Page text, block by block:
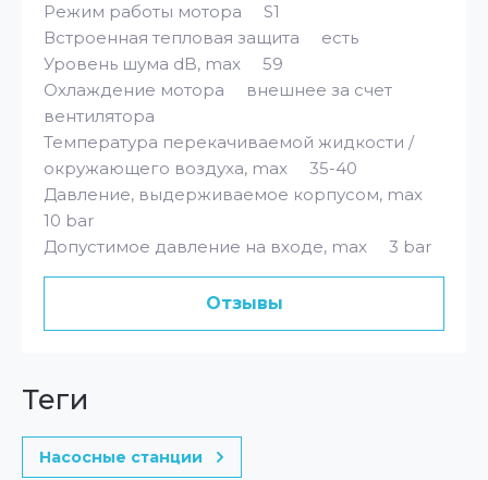
Режим работы мотора S1
Встроенная тепловая защита есть
Уровень шума dB, max 59
Охлаждение мотора внешнее за счет
вентилятора
Температура перекачиваемой жидкости /
окружающего воздуха, max 35-40
Давление, выдерживаемое корпусом, max
10 bar
Допустимое давление на входе, max 3 bar
Отзывы
теги
Насосные станции